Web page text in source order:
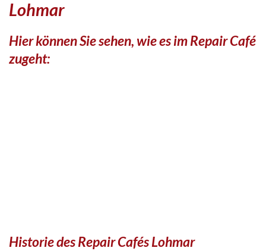
Lohmar
Hier können Sie sehen, wie es im Repair Café
zugeht:
Historie des Repair Cafés Lohmar